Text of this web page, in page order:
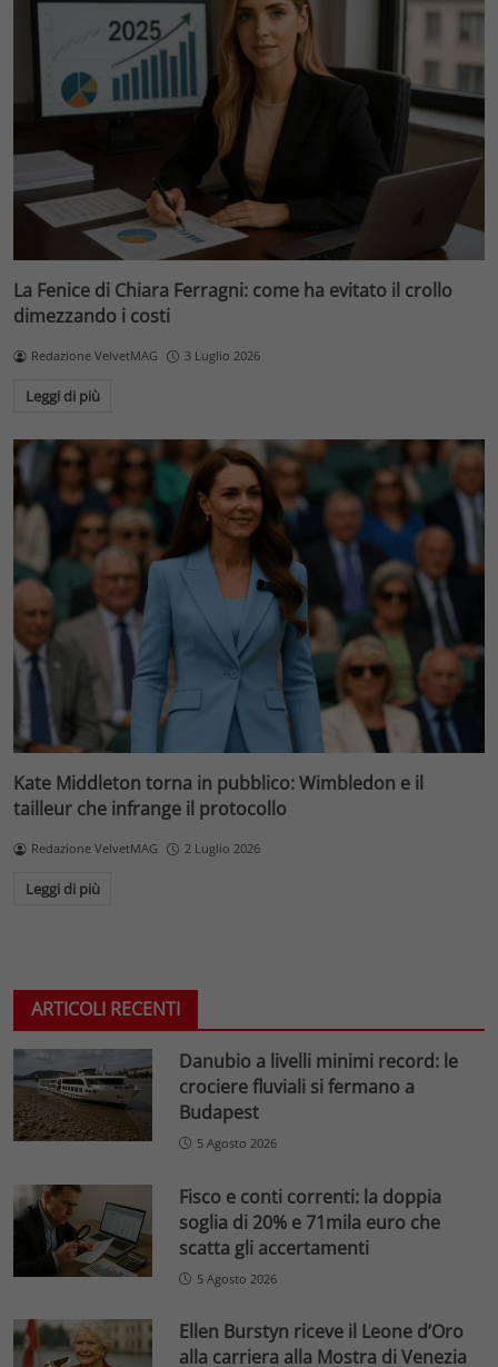
La Fenice di Chiara Ferragni: come ha evitato il crollo
dimezzando i costi
Redazione VelvetMAG 3 Luglio 2026
Leggi di più
Kate Middleton torna in pubblico: Wimbledon e il
tailleur che infrange il protocollo
Redazione VelvetMAG 2 Luglio 2026
Leggi di più
ARTICOLI RECENTI
Danubio a livelli minimi record: le
crociere fluviali si fermano a
Budapest
5 Agosto 2026
Fisco e conti correnti: la doppia
soglia di 20% e 71mila euro che
scatta gli accertamenti
5 Agosto 2026
Ellen Burstyn riceve il Leone d’Oro
alla carriera alla Mostra di Venezia